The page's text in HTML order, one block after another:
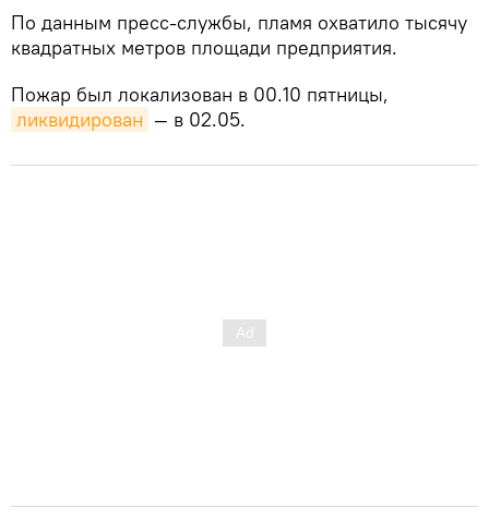
По данным пресс-службы, пламя охватило тысячу
квадратных метров площади предприятия.
Пожар был локализован в 00.10 пятницы,
ликвидирован — в 02.05.